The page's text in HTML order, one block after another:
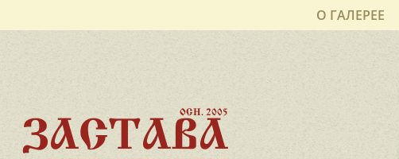
О ГАЛЕРЕЕ
ОСН. 2005
ЗАСТАВА